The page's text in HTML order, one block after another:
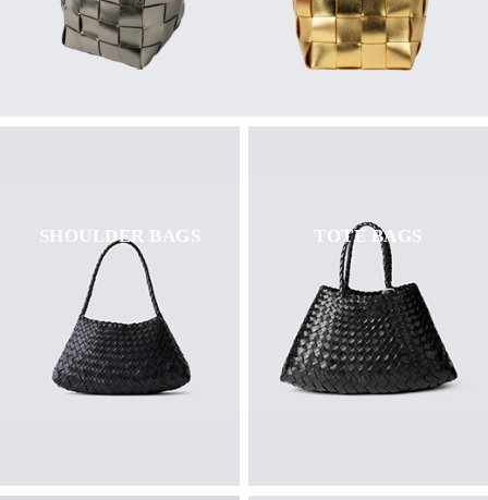
SHOULDER BAGS TOTE BAGS